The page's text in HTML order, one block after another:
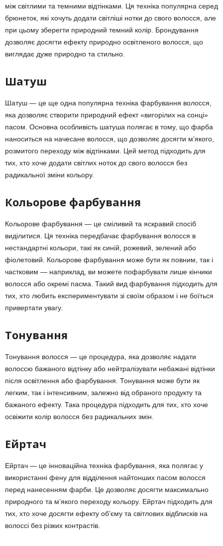
між світлими та темними відтінками. Ця техніка популярна серед
брюнеток, які хочуть додати світліші нотки до свого волосся, але
при цьому зберегти природний темний колір. Брондування
дозволяє досягти ефекту природно освітленого волосся, що
виглядає дуже природно та стильно.
Шатуш
Шатуш — це ще одна популярна техніка фарбування волосся,
яка дозволяє створити природний ефект «вигорілих на сонці»
пасом. Основна особливість шатуша полягає в тому, що фарба
наноситься на начесане волосся, що дозволяє досягти м’якого,
розмитого переходу між відтінками. Цей метод підходить для
тих, хто хоче додати світлих ноток до свого волосся без
радикальної зміни кольору.
Кольорове фарбування
Кольорове фарбування — це сміливий та яскравий спосіб
виділитися. Ця техніка передбачає фарбування волосся в
нестандартні кольори, такі як синій, рожевий, зелений або
фіолетовий. Кольорове фарбування може бути як повним, так і
частковим — наприклад, ви можете пофарбувати лише кінчики
волосся або окремі пасма. Такий вид фарбування підходить для
тих, хто любить експериментувати зі своїм образом і не боїться
привертати увагу.
Тонування
Тонування волосся — це процедура, яка дозволяє надати
волоссю бажаного відтінку або нейтралізувати небажані відтінки
після освітлення або фарбування. Тонування може бути як
легким, так і інтенсивним, залежно від обраного продукту та
бажаного ефекту. Така процедура підходить для тих, хто хоче
освіжити колір волосся без радикальних змін.
Ейртач
Ейртач — це інноваційна техніка фарбування, яка полягає у
використанні фену для відділення найтонших пасом волосся
перед нанесенням фарби. Це дозволяє досягти максимально
природного та м’якого переходу кольору. Ейртач підходить для
тих, хто хоче досягти ефекту об’єму та світлових відблисків на
волоссі без різких контрастів.